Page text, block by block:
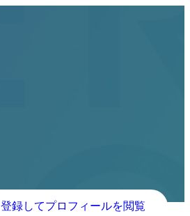
登録してプロフィールを閲覧